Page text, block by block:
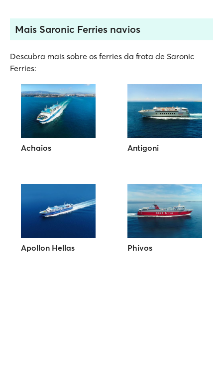
Mais Saronic Ferries navios
Descubra mais sobre os ferries da frota de Saronic
Ferries:
Achaios Antigoni
Apollon Hellas Phivos